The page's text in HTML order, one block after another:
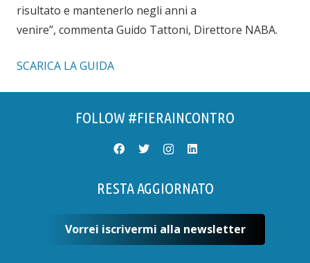
risultato e mantenerlo negli anni a
venire”, commenta Guido Tattoni, Direttore NABA.
SCARICA LA GUIDA
FOLLOW #FIERAINCONTRO
RESTA AGGIORNATO
Vorrei iscrivermi alla newsletter